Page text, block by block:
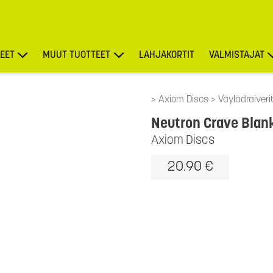
MUUT TUOTTEET LAHJAKORTIT VALMISTAJAT
Axiom Discs Väylädraiverit
Axiom Discs
Neutron Crave
20.90 €